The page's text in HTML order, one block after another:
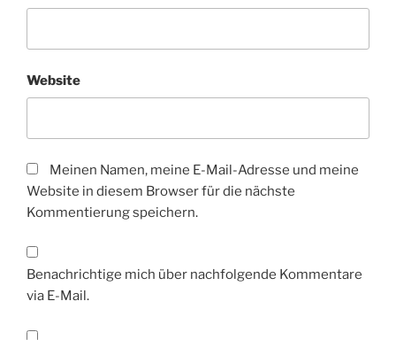
Website
Meinen Namen, meine E-Mail-Adresse und meine
Website in diesem Browser für die nächste
Kommentierung speichern.
Benachrichtige mich über nachfolgende Kommentare
via E-Mail.